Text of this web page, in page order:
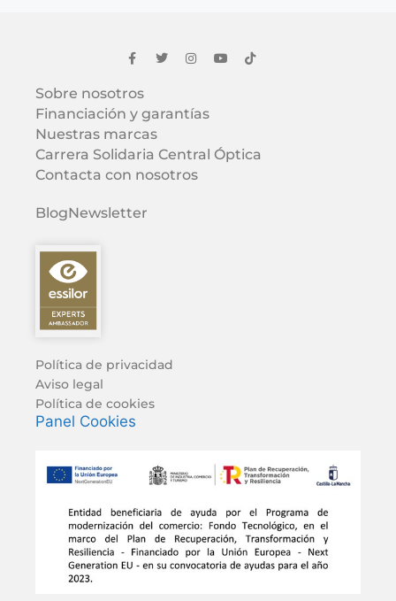
Sobre nosotros
Financiación y garantías
Nuestras marcas
Carrera Solidaria Central Óptica
Contacta con nosotros
BlogNewsletter
Política de privacidad
Aviso legal
Política de cookies
Panel Cookies